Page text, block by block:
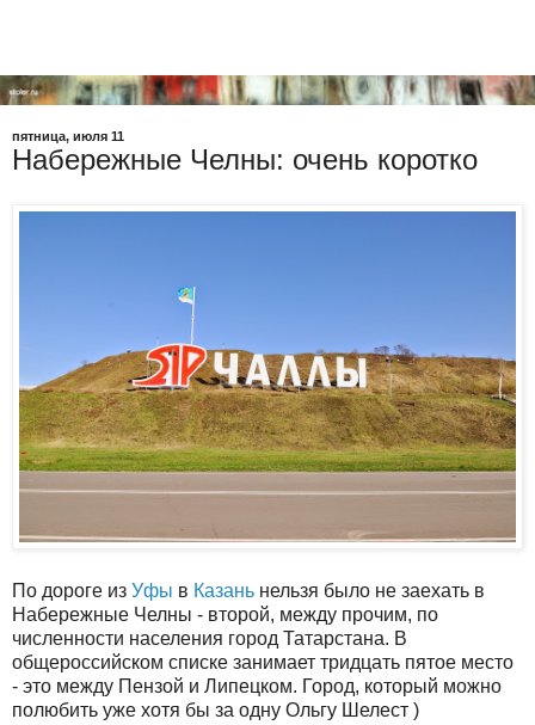
пятница, июля 11
Набережные Челны: очень коротко
По дороге из Уфы в Казань нельзя было не заехать в
Набережные Челны - второй, между прочим, по
численности населения город Татарстана. В
общероссийском списке занимает тридцать пятое место
- это между Пензой и Липецком. Город, который можно
полюбить уже хотя бы за одну Ольгу Шелест )